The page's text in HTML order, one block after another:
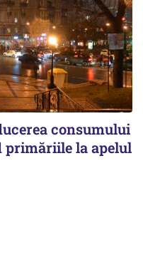
consumului
primăriile la apelul